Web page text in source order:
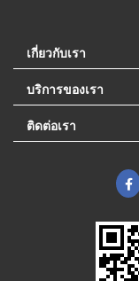
เกี่ยวกับเรา
บริการของเรา
ติดต่อเรา